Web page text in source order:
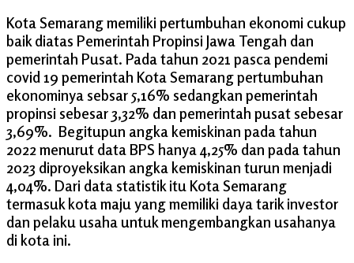
Kota Semarang memiliki pertumbuhan ekonomi cukup
baik diatas Pemerintah Propinsi Jawa Tengah dan
pemerintah Pusat. Pada tahun 2021 pasca pendemi
covid 19 pemerintah Kota Semarang pertumbuhan
ekonominya sebsar 5,16% sedangkan pemerintah
propinsi sebesar 3,32% dan pemerintah pusat sebesar
3,69%. Begitupun angka kemiskinan pada tahun
2022 menurut data BPS hanya 4,25% dan pada tahun
2023 diproyeksikan angka kemiskinan turun menjadi
4,04%. Dari data statistik itu Kota Semarang
termasuk kota maju yang memiliki daya tarik investor
dan pelaku usaha untuk mengembangkan usahanya
di kota ini.